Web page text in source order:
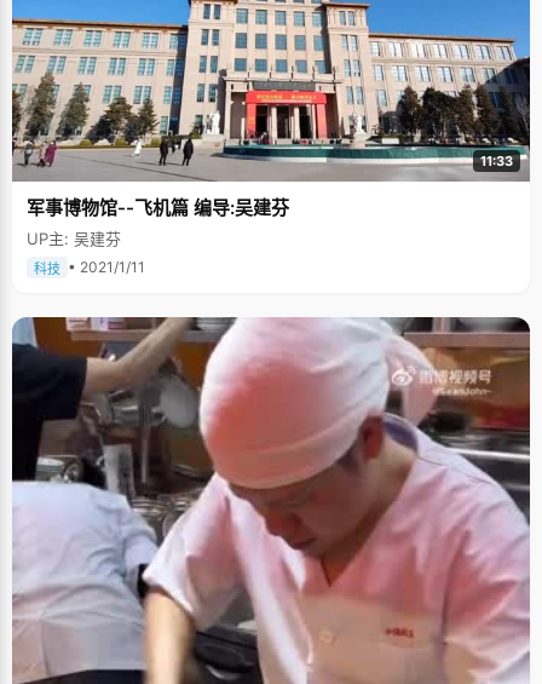
11:33
军事博物馆--飞机篇 编导:吴建芬
UP主: 吴建芬
科技 • 2021/1/11